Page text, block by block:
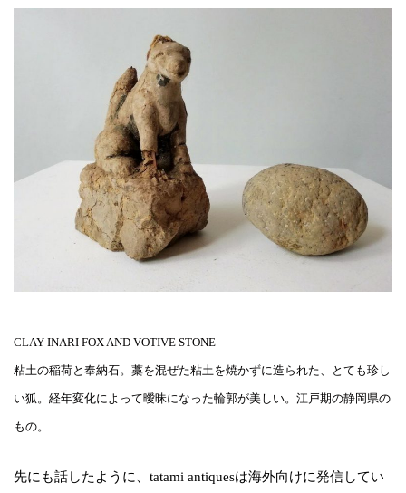
CLAY INARI FOX AND VOTIVE STONE
粘土の稲荷と奉納石。藁を混ぜた粘土を焼かずに造られた、とても珍し
い狐。経年変化によって曖昧になった輪郭が美しい。江戸期の静岡県の
もの。
先にも話したように、tatami antiquesは海外向けに発信してい